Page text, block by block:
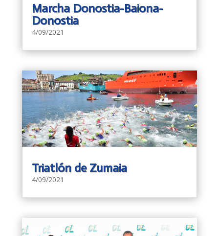
Marcha Donostia-Baiona-
Donostia
4/09/2021
Triatlón de Zumaia
4/09/2021